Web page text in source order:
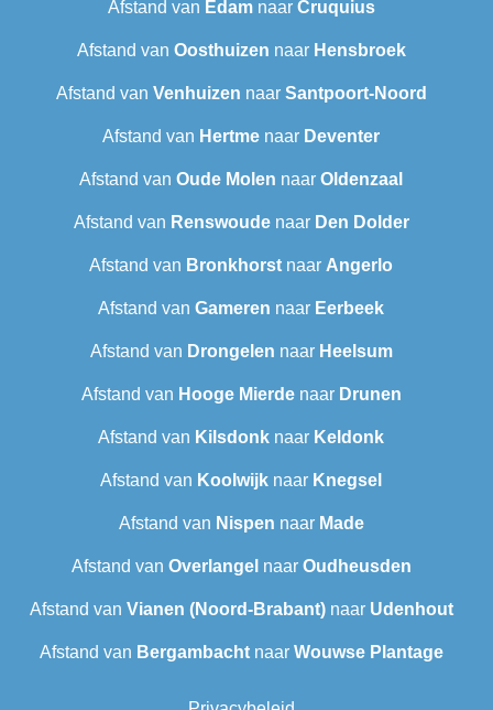
Afstand van Edamnaar Cruquius
Afstand van Oosthuizen naar Hensbroek
Afstand van Venhuizen naar Santpoort-Noord
Afstand van Hertme naar Deventer
Afstand van Oude Molen naar Oldenzaal
Afstand van Renswoudenaar Den Dolder
Afstand van Bronkhorst naar Angerlo
Afstand van Gameren naar Eerbeek
Afstand van Drongelen naar Heelsum
Afstand van Hooge Mierdenaar Drunen
Afstand van Kilsdonk naar Keldonk
Afstand van Koolwijk naar Knegsel
Afstand van Nispen naar Made
Afstand van Overlangel naar Oudheusden
Afstand van Vianen (Noord-Brabant)naar Udenhout
Afstand van Bergambachtnaar Wouwse Plantage